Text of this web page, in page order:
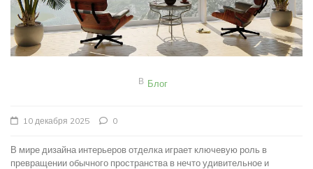
В Блог
10 декабря 2025 0
В мире дизайна интерьеров отделка играет ключевую роль в
превращении обычного пространства в нечто удивительное и